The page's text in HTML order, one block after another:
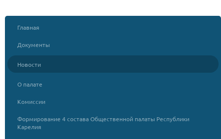
Главная
Документы
Новости
О палате
Комиссии
Формирование 4 состава Общественной палаты Республики
Карелия